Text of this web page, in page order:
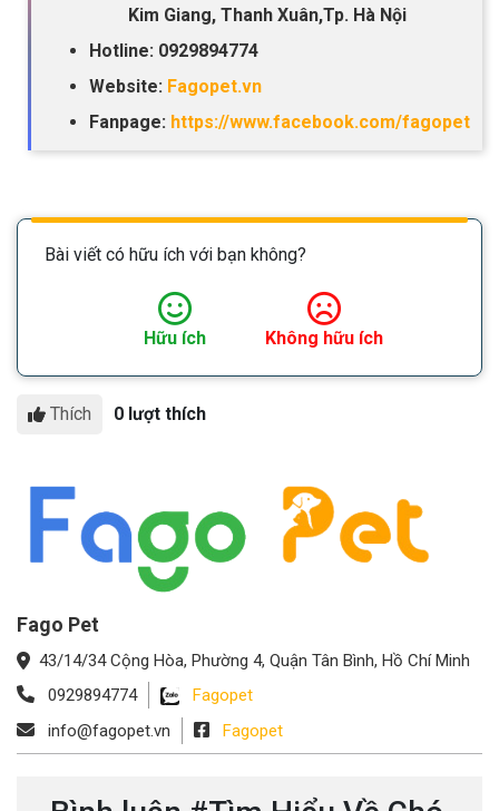
Kim Giang, Thanh Xuân,Tp. Hà Nội
Hotline: 0929894774
Website: Fagopet.vn
Fanpage: https://www.facebook.com/fagopet
Bài viết có hữu ích với bạn không?
Hữu ích Không hữu ích
Thích 0 lượt thích
Fago Pet
43/14/34 Cộng Hòa, Phường 4, Quận Tân Bình, Hồ Chí Minh
0929894774
Fagopet
info@fagopet.vn
Fagopet